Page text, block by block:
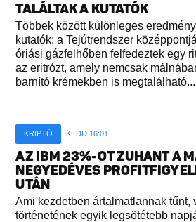
TALÁLTAK A KUTATÓK
Többek között különleges
kutatók: a Tejútrendszer
óriási gázfelhőben felfedeztek egy
az eritrózt, amely nemcsak
barnító krémekben is megtalálható...
KRIPTÓ KEDD 16:01
AZ IBM 23%-OT ZUHANT A
NEGYEDÉVES
UTÁN
Ami kezdetben ártalmatlannak tűnt,
történetének egyik legsötétebb